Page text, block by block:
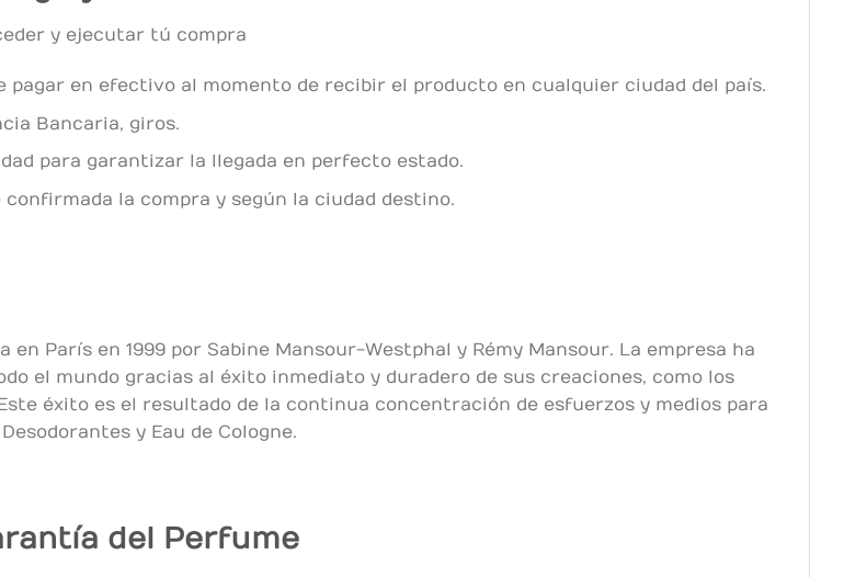
y ejecutar tú compra
pagar en efectivo al momento de recibir el producto en cualquier ciudad del país.
Bancaria, giros.
para garantizar la llegada en perfecto estado.
la compra y según la ciudad destino.
París en 1999 por Sabine Mansour-Westphal y Rémy Mansour. La empresa ha
el mundo gracias al éxito inmediato y duradero de sus creaciones, como los
Este éxito es el resultado de la continua concentración de esfuerzos y medios para
y Eau de Cologne.
del Perfume